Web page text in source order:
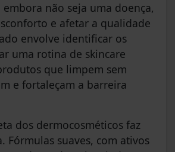
embora não seja uma doença,
e afetar a qualidade
envolve identificar os
uma rotina de skincare
que limpem sem
e fortaleçam a barreira
dos dermocosméticos faz
Fórmulas suaves, com ativos